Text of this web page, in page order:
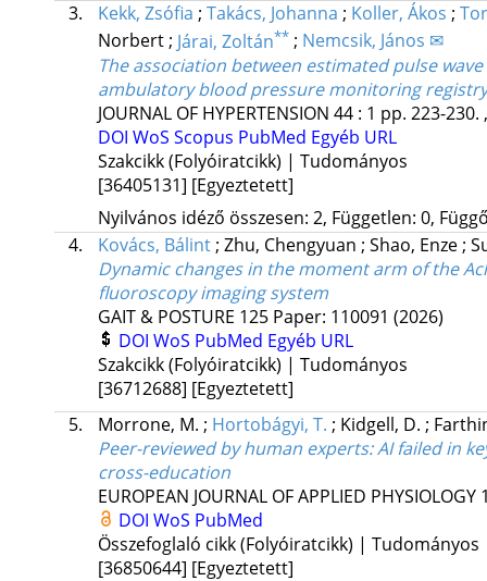
3.
Kekk, Zsófia ; Takács, Johanna ; Koller, Ákos ;
Norbert; Járai, Zoltán** ; Nemcsik, János ✉
The association between estimated pulse
ambulatory blood pressure monitoring registry
JOURNAL OF HYPERTENSION 44: 1 pp. 223-230.
DOI WoS Scopus PubMed Egyéb URL
Szakcikk (Folyóiratcikk) | Tudományos
[36405131] [Egyeztetett]
Nyilvános idéző összesen: 2, Független: 0,
4.
Kovács, Bálint ; Zhu, Chengyuan ; Shao, Enze ;
Dynamic changes in the moment arm of the
fluoroscopy imaging system
GAIT & POSTURE 125 Paper: 110091 (2026)
DOI WoS PubMed Egyéb URL
Szakcikk (Folyóiratcikk) | Tudományos
[36712688] [Egyeztetett]
5.
Morrone, M. ; Hortobágyi, T. ; Kidgell, D. ;
Peer-reviewed by human experts: AI failed in
cross-education
EUROPEAN JOURNAL OF APPLIED PHYSIOLOGY
DOI WoS PubMed
Összefoglaló cikk (Folyóiratcikk) | Tudományos
[36850644] [Egyeztetett]